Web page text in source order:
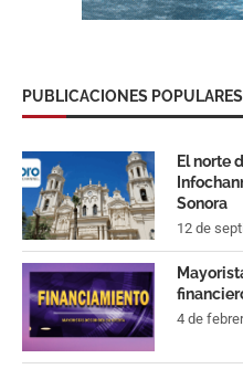
PUBLICACIONES POPULARES
El norte
Sonora
12 de
4 de